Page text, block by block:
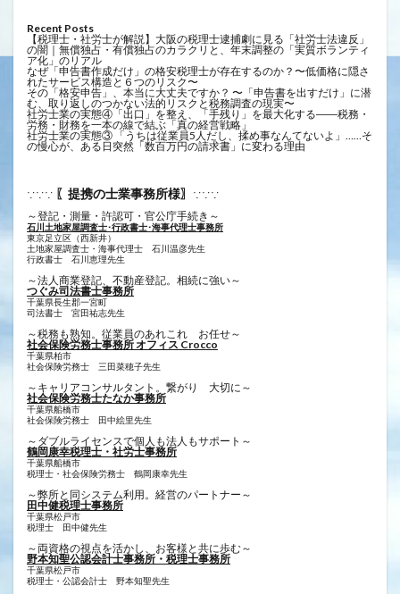
Recent Posts
【税理士・社労士が解説】大阪の税理士逮捕劇に見る「社労士法違反」
の闇｜無償独占・有償独占のカラクリと、年末調整の「実質ボランティ
ア化」のリアル
なぜ「申告書作成だけ」の格安税理士が存在するのか？〜低価格に隠さ
れたサービス構造と６つのリスク〜
その「格安申告」、本当に大丈夫ですか？ 〜「申告書を出すだけ」に潜
む、取り返しのつかない法的リスクと税務調査の現実〜
社労士業の実態④「出口」を整え、「手残り」を最大化する――税務・
労務・財務を一本の線で結ぶ「真の経営戦略」
社労士業の実態③ 「うちは従業員5人だし、揉め事なんてないよ」……そ
の慢心が、ある日突然「数百万円の請求書」に変わる理由
∵∵∵ 〖提携の士業事務所様〗
∵∵∵
～登記・測量・許認可・官公庁手続き～
石川土地家屋調査士･行政書士･海事代理士事務所
東京足立区（西新井）
土地家屋調査士・海事代理士 石川温彦先生
行政書士 ​石川恵理先生
～法人商業登記、不動産登記。相続に強い～
つぐみ司法書士事務所
千葉県長生郡一宮町
司法書士 宮田祐志先生
～税務も熟知。従業員のあれこれ お任せ～
社会保険労務士事務所 オフィス Crocco
千葉県柏市
社会保険労務士 三田菜穂子先生
～キャリアコンサルタント。繋がり 大切に～
社会保険労務士たなか事務所
千葉県船橋市
社会保険労務士 田中絵里先生
～ダブルライセンスで個人も法人もサポート～
鶴岡康幸税理士・社労士事務所
千葉県船橋市
税理士・社会保険労務士 鶴岡康幸先生
～弊所と同システム利用。経営のパートナー～
田中健税理士事務所
千葉県松戸市
税理士 田中健先生
～両資格の視点を活かし、お客様と共に歩む～
野本知聖公認会計士事務所・税理士事務所
千葉県松戸市
税理士・公認会計士 野本知聖先生